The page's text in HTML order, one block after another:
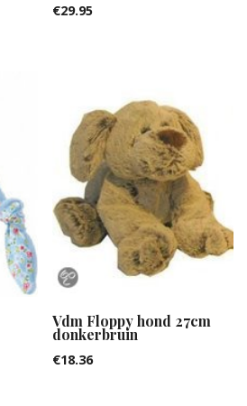
€29.95
Vdm Floppy hond 27cm
donkerbruin
€18.36